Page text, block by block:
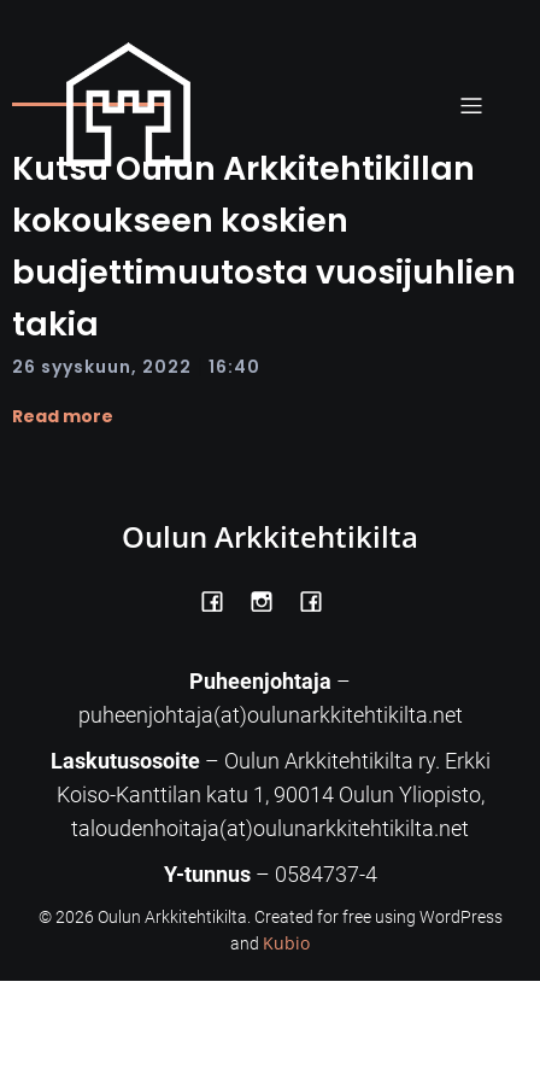
Kutsu Oulun Arkkitehtikillan
kokoukseen koskien
budjettimuutosta vuosijuhlien
takia
26 syyskuun, 2022 16:40
Read more
Oulun Arkkitehtikilta
Puheenjohtaja –
puheenjohtaja(at)oulunarkkitehtikilta.net
Laskutusosoite– Oulun Arkkitehtikilta ry. Erkki
Koiso-Kanttilan katu 1, 90014 Oulun Yliopisto,
taloudenhoitaja(at)oulunarkkitehtikilta.net
Y-tunnus – 0584737-4
© 2026 Oulun Arkkitehtikilta. Created for free using WordPress
and Kubio